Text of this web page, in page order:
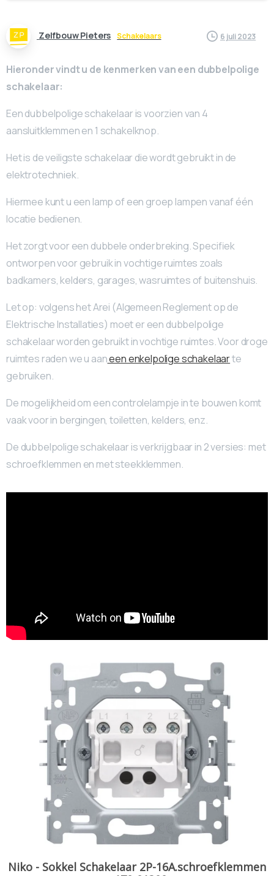
Zelfbouw Pieters Schakelaars 6 juli 2023
Hieronder vindt u de kenmerken van een dubbelpolige
schakelaar:
Een dubbelpolige schakelaar is voorzien van 4
aansluitklemmen en 1 schakelknop.
Het is de veiligste schakelaar die wordt gebruikt in de
elektrotechniek.
Hiermee kunt u een lamp of een groep lampen vanaf één
locatie bedienen.
Het zorgt voor een dubbele onderbreking. Specifiek
ontworpen voor gebruik in vochtige ruimtes zoals
badkamers, kelders, garages, wasruimtes of buitenshuis.
Let op: volgens het Arei (Algemeen Reglement op de
Elektrische Installaties) moet er een dubbelpolige
schakelaar worden gebruikt in vochtige ruimtes. Voor droge
ruimtes raden we u aaneen enkelpolige schakelaarte
gebruiken.
De mogelijkheid om een controlelampje in te bouwen komt
vaak voor in bergingen, toiletten, kelders, enz.
De dubbelpolige schakelaar is verkrijgbaar in 2 versies: met
schroefklemmen en met steekklemmen.